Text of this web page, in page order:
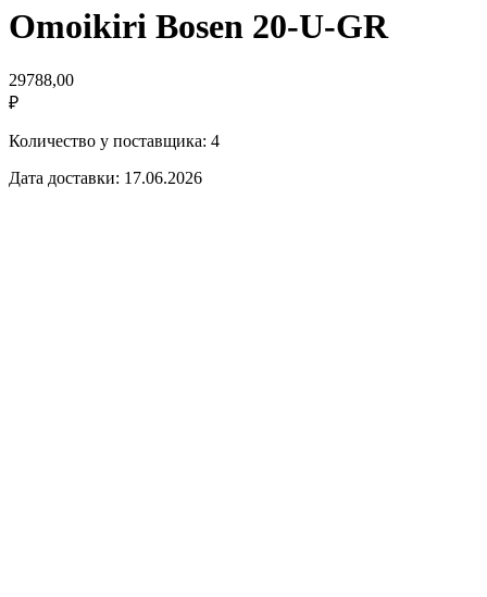
Omoikiri Bosen 20-U-GR
29788,00
₽
Количество у поставщика: 4
Дата доставки: 17.06.2026